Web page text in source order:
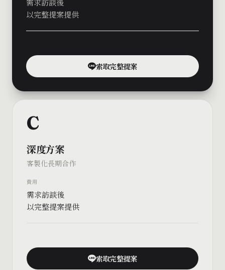
需求訪談後
以完整提案提供
索取完整提案
C
深度方案
客製化長期合作
費用
需求訪談後
以完整提案提供
索取完整提案